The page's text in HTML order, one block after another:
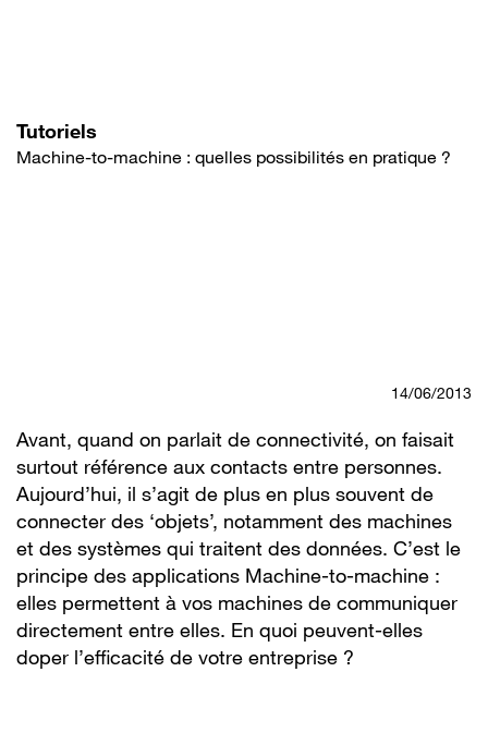
Tutoriels
Machine-to-machine : quelles possibilités en pratique ?
14/06/2013
Avant, quand on parlait de connectivité, on faisait
surtout référence aux contacts entre personnes.
Aujourd’hui, il s’agit de plus en plus souvent de
connecter des ‘objets’, notamment des machines
et des systèmes qui traitent des données. C’est le
principe des applications Machine-to-machine :
elles permettent à vos machines de communiquer
directement entre elles. En quoi peuvent-elles
doper l’efficacité de votre entreprise ?